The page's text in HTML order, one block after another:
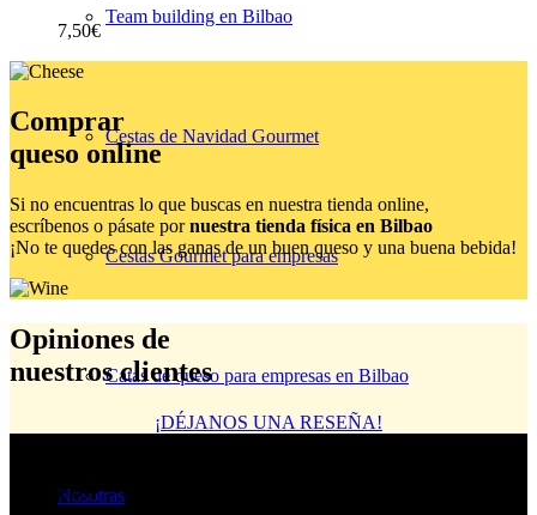
Team building en Bilbao
Cestas de Navidad Gourmet
Cestas Gourmet para empresas
Catas de queso para empresas en Bilbao
Nosotras
7,50€
Comprar
queso online
Si no encuentras lo que buscas en nuestra tienda online,
escríbenos o pásate pornuestra tienda física en Bilbao
¡No te quedes con las ganas de un buen queso y una buena bebida!
Opiniones de
nuestros clientes
¡DÉJANOS UNA RESEÑA!
¿Quieres